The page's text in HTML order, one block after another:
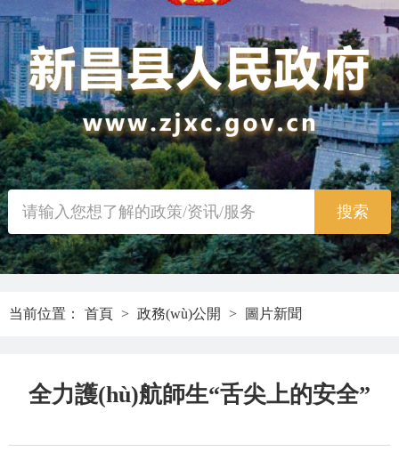
当前位置： 首頁 > 政務(wù)公開 > 圖片新聞
全力護(hù)航師生“舌尖上的安全”